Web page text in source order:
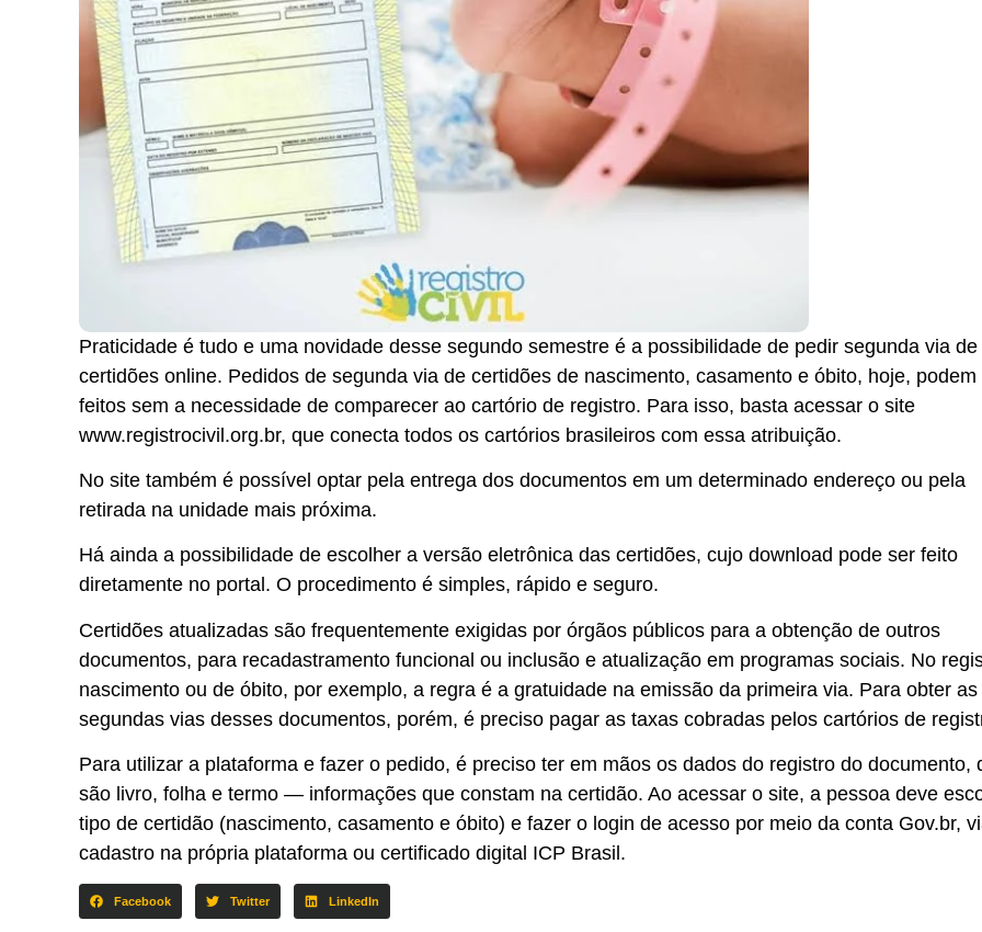
Praticidade é tudo e uma novidade desse segundo semestre é a possibilidade de pedir segunda via de
certidões online. Pedidos de segunda via de certidões de nascimento, casamento e óbito, hoje, podem
feitos sem a necessidade de comparecer ao cartório de registro. Para isso, basta acessar o site
www.registrocivil.org.br, que conecta todos os cartórios brasileiros com essa atribuição.
No site também é possível optar pela entrega dos documentos em um determinado endereço ou pela
retirada na unidade mais próxima.
Há ainda a possibilidade de escolher a versão eletrônica das certidões, cujo download pode ser feito
diretamente no portal. O procedimento é simples, rápido e seguro.
Certidões atualizadas são frequentemente exigidas por órgãos públicos para a obtenção de outros
documentos, para recadastramento funcional ou inclusão e atualização em programas sociais. No
nascimento ou de óbito, por exemplo, a regra é a gratuidade na emissão da primeira via. Para obter as
segundas vias desses documentos, porém, é preciso pagar as taxas cobradas pelos cartórios de
Para utilizar a plataforma e fazer o pedido, é preciso ter em mãos os dados do registro do documento,
são livro, folha e termo — informações que constam na certidão. Ao acessar o site, a pessoa deve
tipo de certidão (nascimento, casamento e óbito) e fazer o login de acesso por meio da conta Gov.br,
cadastro na própria plataforma ou certificado digital ICP Brasil.
Facebook Twitter LinkedIn